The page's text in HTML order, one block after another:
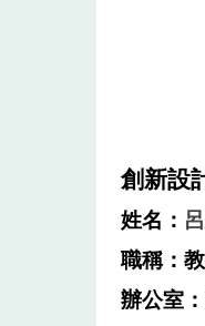
創新設
姓名：
職稱：
辦公室